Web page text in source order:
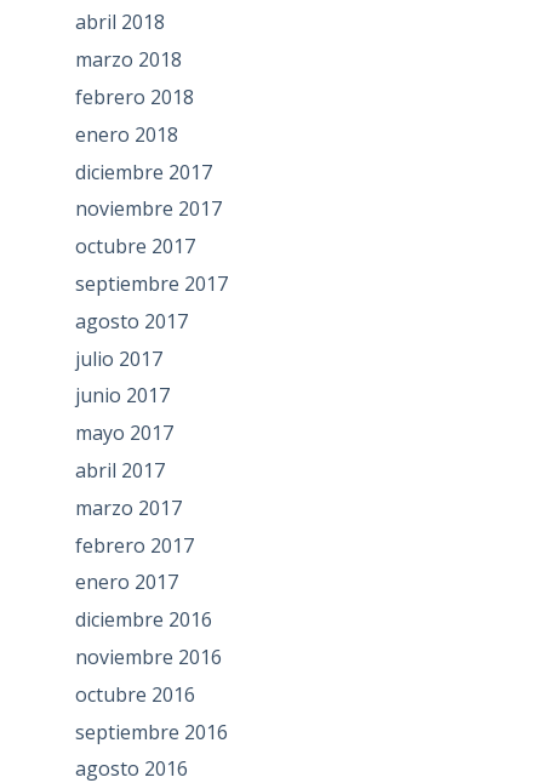
abril 2018
marzo 2018
febrero 2018
enero 2018
diciembre 2017
noviembre 2017
octubre 2017
septiembre 2017
agosto 2017
julio 2017
junio 2017
mayo 2017
abril 2017
marzo 2017
febrero 2017
enero 2017
diciembre 2016
noviembre 2016
octubre 2016
septiembre 2016
agosto 2016